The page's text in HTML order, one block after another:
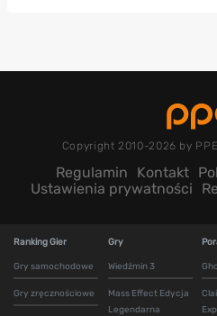
Copyright 2010-2026 by
Regulamin Kontakt
Ustawienia prywatności
Ranking Gier
Gry samochodowe
Gry zręcznościowe
Gry
Wiedźmin 3
Mass Effect Edycja
Legendarna